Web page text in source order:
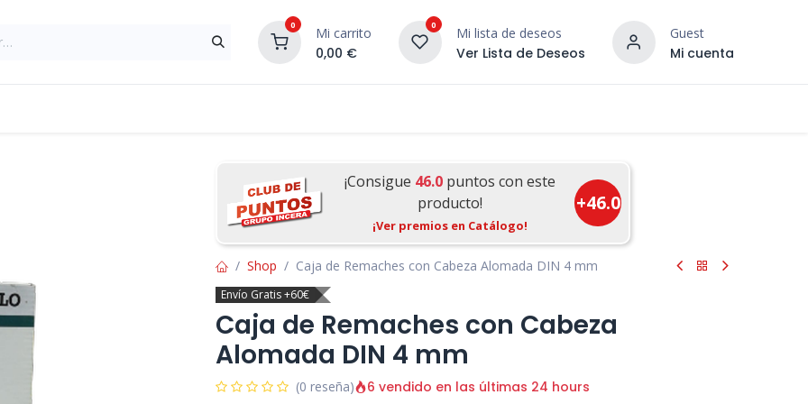
0 Mi carrito
0,00 €
0 Mi lista de deseos
Ver Lista de Deseos
Guest
Mi cuenta
¡DESCUBRE NUESTRO
¡Consigue 46.0 puntos con este
producto!
¡Ver premios en Catálogo!
+46.0
Shop Caja de Remaches con Cabeza Alomada DIN 4 mm
Envío Gratis +60€
Caja de Remaches con Cabeza
Alomada DIN 4 mm
(0 reseña) 6 vendido en las últimas 24 hours